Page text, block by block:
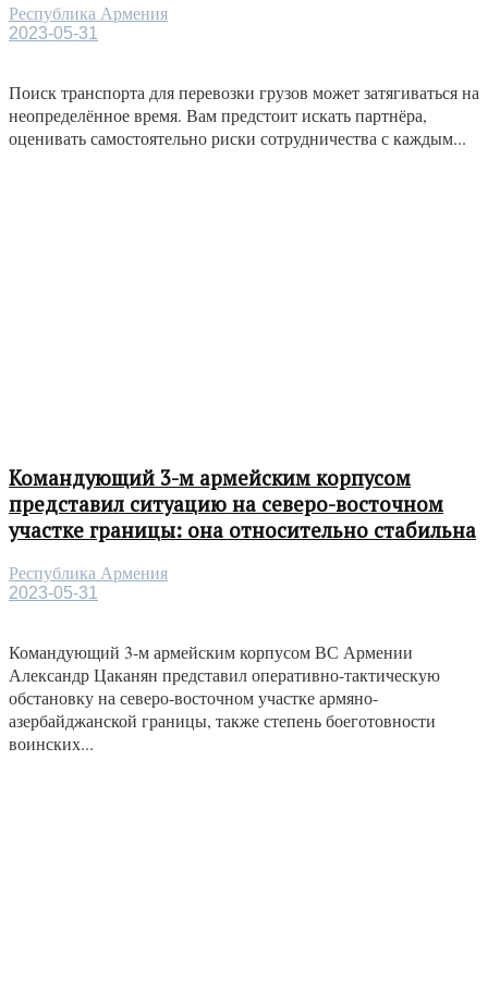
Республика Армения
2023-05-31
Поиск транспорта для перевозки грузов может затягиваться на
неопределённое время. Вам предстоит искать партнёра,
оценивать самостоятельно риски сотрудничества с каждым...
Командующий 3-м армейским корпусом
представил ситуацию на северо-восточном
участке границы: она относительно стабильна
Республика Армения
2023-05-31
Командующий 3-м армейским корпусом ВС Армении
Александр Цаканян представил оперативно-тактическую
обстановку на северо-восточном участке армяно-
азербайджанской границы, также степень боеготовности
воинских...